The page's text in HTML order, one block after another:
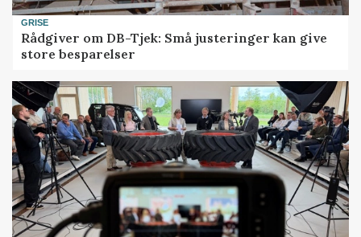
GRISE
Rådgiver om DB-Tjek: Små justeringer kan give
store besparelser